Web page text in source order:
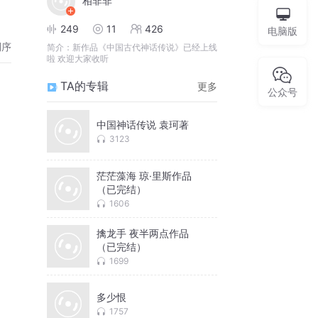
249 11 426
简介： 新作品《中国古代神话传说》已经上线
啦 欢迎大家收听
TA的专辑 更多
中国神话传说 袁珂著
3123
茫茫藻海 琼·里斯作品
（已完结）
1606
擒龙手 夜半两点作品
（已完结）
1699
多少恨
1757
电脑版
公众号